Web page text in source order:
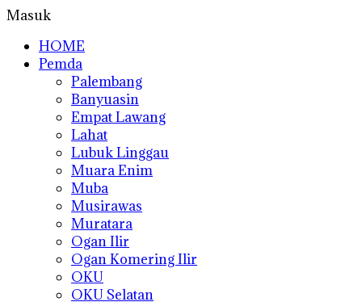
Masuk
HOME
Pemda
Palembang
Banyuasin
Empat Lawang
Lahat
Lubuk Linggau
Muara Enim
Muba
Musirawas
Muratara
Ogan Ilir
Ogan Komering Ilir
OKU
OKU Selatan